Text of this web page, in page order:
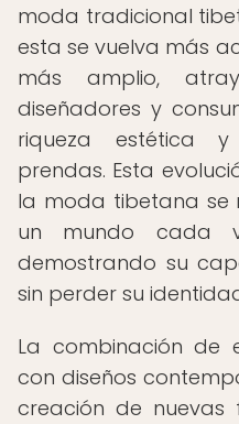
moda tradicional
esta se vuelva más
más amplio,
diseñadores y
riqueza estética
prendas. Esta
la moda tibetana se
un mundo cada
demostrando su
sin perder su
La combinación de
con diseños
creación de nuevas